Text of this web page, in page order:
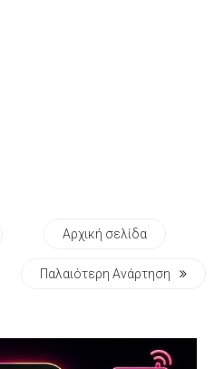
Αρχική σελίδα
Παλαιότερη Ανάρτηση